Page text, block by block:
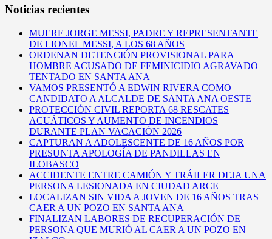
Noticias recientes
MUERE JORGE MESSI, PADRE Y REPRESENTANTE
DE LIONEL MESSI, A LOS 68 AÑOS
ORDENAN DETENCIÓN PROVISIONAL PARA
HOMBRE ACUSADO DE FEMINICIDIO AGRAVADO
TENTADO EN SANTA ANA
VAMOS PRESENTÓ A EDWIN RIVERA COMO
CANDIDATO A ALCALDE DE SANTA ANA OESTE
PROTECCIÓN CIVIL REPORTA 68 RESCATES
ACUÁTICOS Y AUMENTO DE INCENDIOS
DURANTE PLAN VACACIÓN 2026
CAPTURAN A ADOLESCENTE DE 16 AÑOS POR
PRESUNTA APOLOGÍA DE PANDILLAS EN
ILOBASCO
ACCIDENTE ENTRE CAMIÓN Y TRÁILER DEJA UNA
PERSONA LESIONADA EN CIUDAD ARCE
LOCALIZAN SIN VIDA A JOVEN DE 16 AÑOS TRAS
CAER A UN POZO EN SANTA ANA
FINALIZAN LABORES DE RECUPERACIÓN DE
PERSONA QUE MURIÓ AL CAER A UN POZO EN